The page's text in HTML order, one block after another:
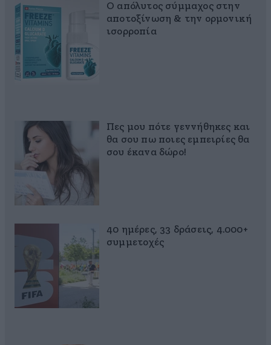
Ο απόλυτος σύμμαχος στην
αποτοξίνωση & την ορμονική
ισορροπία
Πες μου πότε γεννήθηκες και
θα σου πω ποιες εμπειρίες θα
σου έκανα δώρο!
40 ημέρες, 33 δράσεις, 4.000+
συμμετοχές